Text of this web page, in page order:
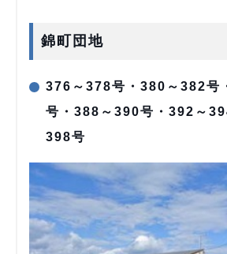
錦町団地
376～378号・380～382号
号・388～390号・392～
398号